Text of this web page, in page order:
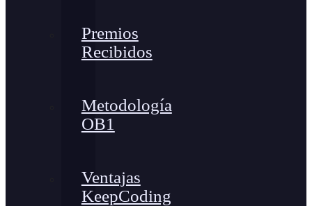
Premios
Recibidos
Metodología
OB1
Ventajas
KeepCoding